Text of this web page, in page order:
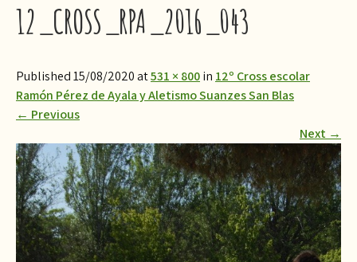
12_CROSS_RPA_2016_043
Published 15/08/2020 at531 × 800in 12º Cross escolar
Ramón Pérez de Ayala y Aletismo Suanzes San Blas
← Previous
Next →